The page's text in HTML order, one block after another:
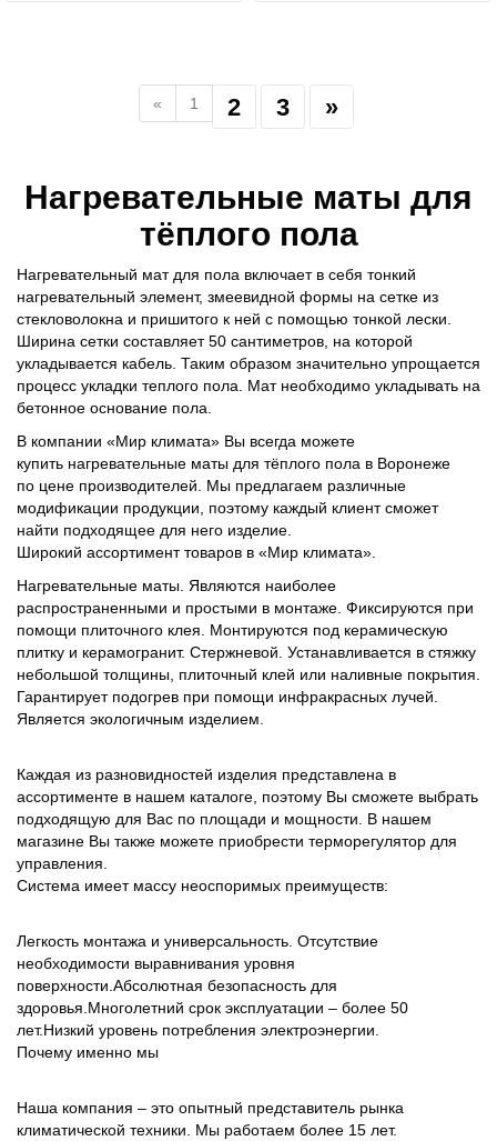
« 1 2 3 »
Нагревательные маты для
тёплого пола
Нагревательный мат для пола включает в себя тонкий
нагревательный элемент, змеевидной формы на сетке из
стекловолокна и пришитого к ней с помощью тонкой лески.
Ширина сетки составляет 50 сантиметров, на которой
укладывается кабель. Таким образом значительно упрощается
процесс укладки теплого пола. Мат необходимо укладывать на
бетонное основание пола.
В компании «Мир климата» Вы всегда можете
купить нагревательные маты для тёплого пола в Воронеже
по цене производителей Мы предлагаем различные
модификации продукции поэтому каждый клиент сможет
найти подходящее для него изделие
Широкий ассортимент товаров в «Мир климата».
Нагревательные маты Являются наиболее
распространенными и простыми в монтаже Фиксируются при
помощи плиточного клея Монтируются под керамическую
плитку и керамогранит. Стержневой Устанавливается в стяжку
небольшой толщины плиточный клей или наливные покрытия
Гарантирует подогрев при помощи инфракрасных лучей
Является экологичным изделием
Каждая из разновидностей изделия представлена в
ассортименте в нашем каталоге поэтому Вы сможете выбрать
подходящую для Вас по площади и мощности В нашем
магазине Вы также можете приобрести терморегулятор для
управления
Система имеет массу неоспоримых преимуществ:
Легкость монтажа и универсальность Отсутствие
необходимости выравнивания уровня
поверхности Абсолютная безопасность для
здоровья Многолетний срок эксплуатации – более 50
лет.Низкий уровень потребления электроэнергии
Почему именно мы
Наша компания – это опытный представитель рынка
климатической техники Мы работаем более 15 лет.